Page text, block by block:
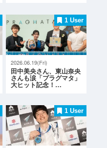
1 User
2026.06.19(Fri)
田中美央さん、東山奈央
さんも涙「プラグマタ」
大ヒット記念！…
1 User